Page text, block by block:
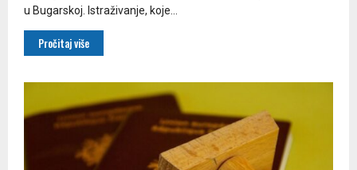
u Bugarskoj. Istraživanje, koje...
Pročitaj više